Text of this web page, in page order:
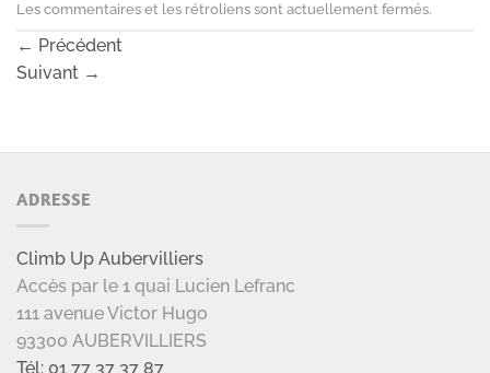
Les commentaires et les rétroliens sont actuellement fermés.
← Précédent
Suivant →
ADRESSE
Climb Up Aubervilliers
Accès par le 1 quai Lucien Lefranc
111 avenue Victor Hugo
93300 AUBERVILLIERS
Tél: 01 77 37 37 87